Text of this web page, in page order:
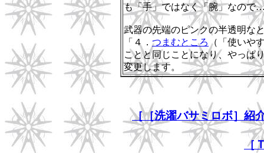
も「手」ではなく「腕」なので
武器の先端のピンクの半透明な
「４． つまむところ （「使いや
ことと同じことになり、やっぱ
変更します。
［［洗濯バサミロボ］紹
［